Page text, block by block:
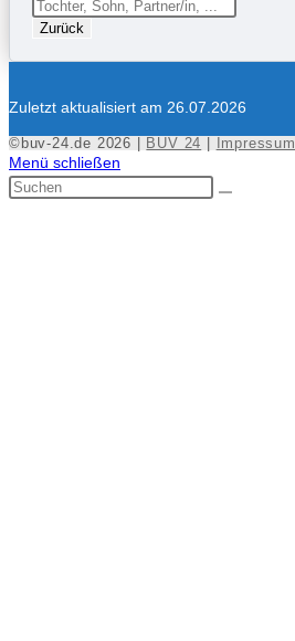
Zurück
Zuletzt aktualisiert am 26.07.2026
©buv-24.de 2026 | BUV 24 Impressum
Menü schließen